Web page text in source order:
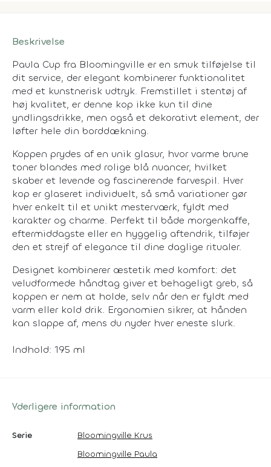
Beskrivelse
Paula Cup fra Bloomingville er en smuk tilføjelse til
dit service, der elegant kombinerer funktionalitet
med et kunstnerisk udtryk. Fremstillet i stentøj af
høj kvalitet, er denne kop ikke kun til dine
yndlingsdrikke, men også et dekorativt element, der
løfter hele din borddækning.
Koppen prydes af en unik glasur, hvor varme brune
toner blandes med rolige blå nuancer, hvilket
skaber et levende og fascinerende farvespil. Hver
kop er glaseret individuelt, så små variationer gør
hver enkelt til et unikt mesterværk, fyldt med
karakter og charme. Perfekt til både morgenkaffe,
eftermiddagste eller en hyggelig aftendrik, tilføjer
den et strejf af elegance til dine daglige ritualer.
Designet kombinerer æstetik med komfort: det
veludformede håndtag giver et behageligt greb, så
koppen er nem at holde, selv når den er fyldt med
varm eller kold drik. Ergonomien sikrer, at hånden
kan slappe af, mens du nyder hver eneste slurk.
Indhold: 195 ml
Yderligere information
Serie
Bloomingville Krus
Bloomingville Paula